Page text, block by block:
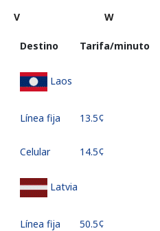
V
W
Destino Tarifa/minuto
Laos
Línea fija ⁦13.5¢⁩
Celular ⁦14.5¢⁩
Latvia
Línea fija ⁦50.5¢⁩